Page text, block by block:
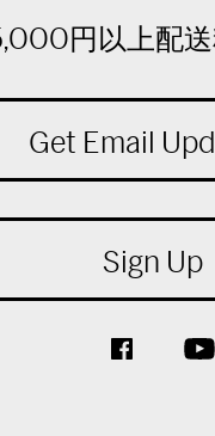
円以上配
Get Email
Sign Up